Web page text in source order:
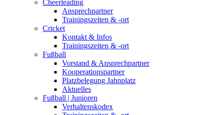
Cheerleading
Ansprechpartner
Trainingszeiten & -ort
Cricket
Kontakt & Infos
Trainingszeiten & -ort
Fußball
Vorstand & Ansprechpartner
Kooperationspartner
Platzbelegung Jahnplatz
Aktuelles
Fußball | Junioren
Verhaltenskodex